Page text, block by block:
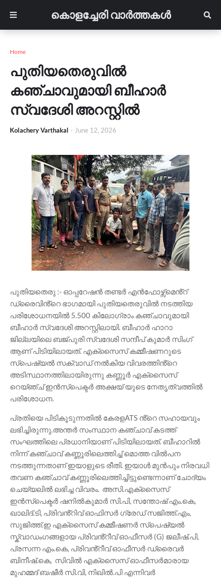
കൊളച്ചേരി വാർത്തകൾ
Home
പുതിയതെരുവിൽ
കഞ്ചാവുമായി ബീഹാർ
സ്വദേശി അറസ്റ്റിൽ
Kolachery Varthakal - June 12, 2026
പുതിയതെരു :- ഓപ്പറേഷൻ തണ്ടർ എൻഫോഴ്സ്മെൻ്റ്
ഡ്രൈവിൻ്റെ ഭാഗമായി പുതിയതെരുവിൽ നടത്തിയ
പരിശോധനയിൽ 5.500 കിലോഗ്രാം കഞ്ചാവുമായി
ബീഹാർ സ്വദേശി അറസ്റ്റിലായി. ബീഹാർ ഹാറാ
ജില്ലയിലെ ബജ്പുരി സ്വദേശി സന്ദീപ് കുമാർ സിംഗ്
ആണ് പിടിയിലായത്. എക്സൈസ് കമ്മീഷണറുടെ
സ്പെഷ്യൽ സക്വാഡ് നൽകിയ വിവരത്തിൻ്റെ
അടിസ്ഥാനത്തിലായിരുന്നു കണ്ണൂർ എക്സൈസ്
റെയ്ഞ്ച് ഇൻസ്പെക്ടർ അക്ഷയ് യുടെ നേതൃത്വത്തിൽ
പരിശോധന.
പ്രതിയെ പിടികൂടുന്നതിൽ കേരളATS ൻ്റെ സഹായവും
ലഭിച്ചിരുന്നു.അന്തർ സംസ്ഥാന കഞ്ചാവ് കടത്ത്
സംഘത്തിലെ പ്രധാനിയാണ് പിടിയിലായത്. ബീഹാറിൽ
നിന്ന് കഞ്ചാവ് കണ്ണൂരിലെത്തിച്ച് മൊത്ത വിൽപന
നടത്തുന്നതാണ് ഇയാളുടെ രീതി. ഇയാൾ മുൻപും നിരവധി
തവണ കഞ്ചാവ് കണ്ണൂരിലെത്തിച്ചിട്ടുണ്ടെന്നാണ് ചോദ്യം
ചെയ്യലിൽ ലഭിച്ച വിവരം. അസി.എക്സൈസ്
ഇൻസ്പെക്ടർ ഷനിൽകുമാർ സി.പി, സന്തോഷ് എം.കെ,
ഖാലിദ്.ടി, പ്രിവൻ്റിവ് ഓഫിസർ ഗ്രേഡ് സജിത്ത്.എം,
സുജിത്ത്.ഇ എക്സൈസ് കമ്മീഷണർ സ്പെഷ്യൽ
സ്ക്വാഡംഗങ്ങളായ പ്രിവൻ്റീവ് ഓഫീസർ (G) ജലീഷ്.പി,
പ്രസന്ന എം.കെ, പ്രിവൻ്റീവ് ഓഫീസർ ഡ്രൈവർ
ബിനീഷ്.കെ, സിവിൽ എക്സൈസ് ഓഫീസർമാരായ
മുഹമ്മദ് ബഷീർ സി.വി, നിഖിൽ.പി എന്നിവർ